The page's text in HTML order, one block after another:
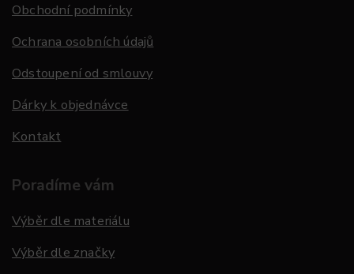
Obchodní podmínky
Ochrana osobních údajů
Odstoupení od smlouvy
Dárky k objednávce
Kontakt
Poradíme vám
Výběr dle materiálu
Výběr dle značky